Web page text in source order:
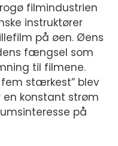
filmindustrien
instruktører
på øen. Øens
fængsel som
til filmene.
fem stærkest” blev
en konstant strøm
på